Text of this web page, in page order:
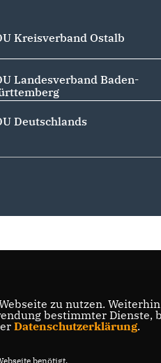
Kreisverband Ostalb
Landesverband Baden-
Deutschlands
zu nutzen.
bestimmter
Datenschutzerklärung.
benötigt.